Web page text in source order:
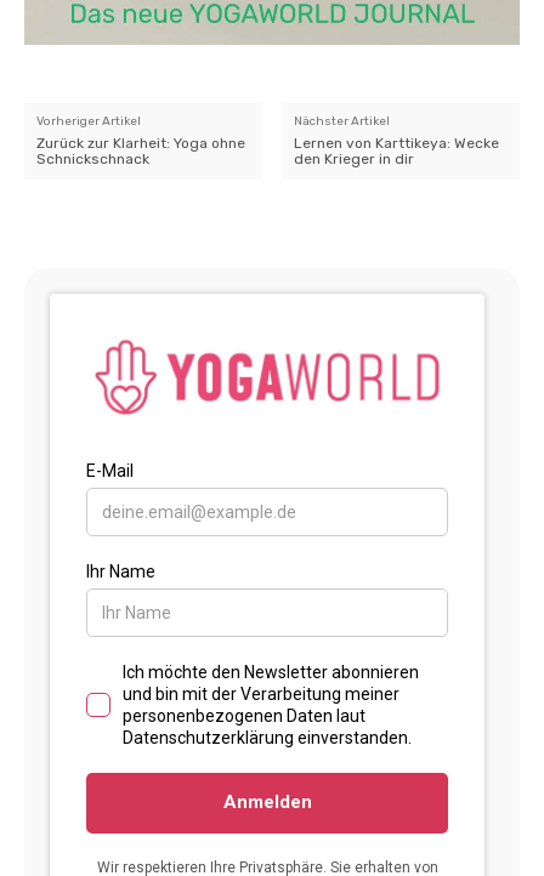
Vorheriger Artikel
Zurück zur Klarheit: Yoga ohne
Schnickschnack
Nächster Artikel
Lernen von Karttikeya: Wecke
den Krieger in dir